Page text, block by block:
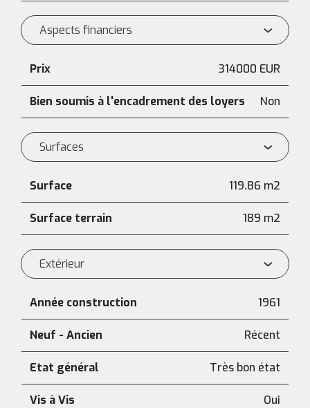
Aspects financiers
Prix 314000 EUR
Bien soumis à l'encadrement des loyers Non
Surfaces
Surface 119.86 m2
Surface terrain 189 m2
Extérieur
Année construction 1961
Neuf - Ancien Récent
Etat général Très bon état
Vis à Vis Oui